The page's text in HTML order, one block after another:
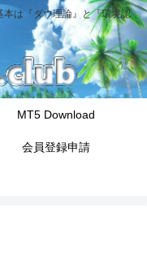
は『ダウ理論』と『環境認
MT5 Download
会員登録申請